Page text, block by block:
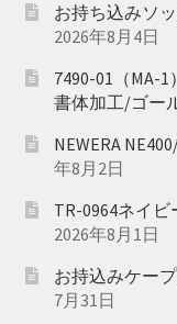
お持ち込みソ
2026年8月4日
7490-01（MA-
書体加工/ゴー
NEWERA
年8月2日
TR-0964ネイ
2026年8月1日
お持込みケー
7月31日